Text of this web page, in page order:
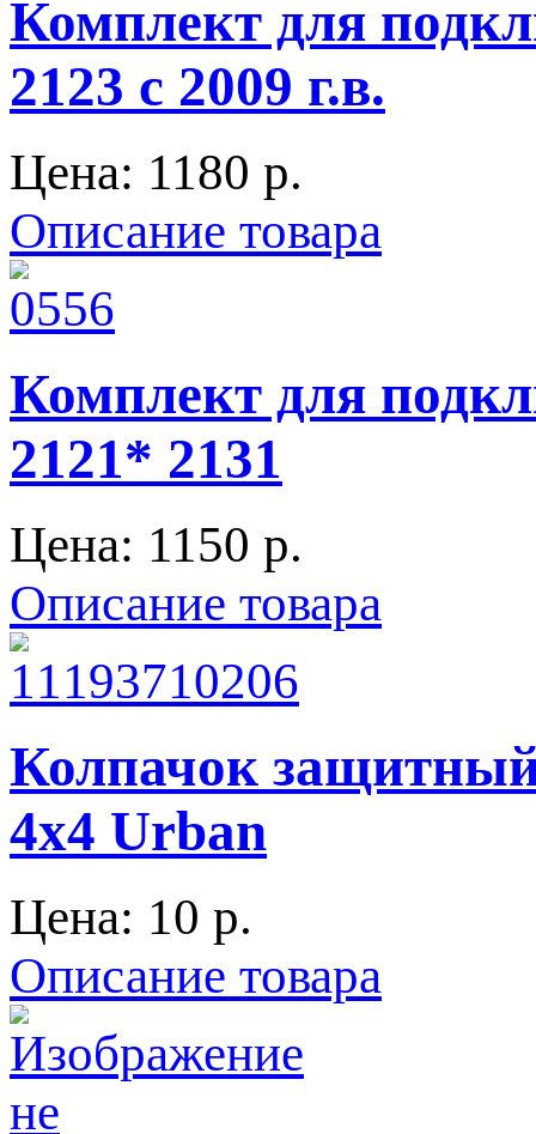
Комплект для
2123 с 2009 г.в.
Цена: 1180 p.
Описание товара
Комплект для
2121* 2131
Цена: 1150 p.
Описание товара
Колпачок
4x4 Urban
Цена: 10 p.
Описание товара